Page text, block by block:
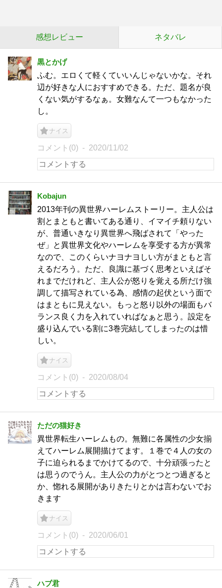
感想レビュー ネタバレ
黒とかげ
ふむ。エロくて軽くていいんじゃないかな。それ
辺が好きな人におすすめできる。ただ、題名が良
くない気がするなぁ。女難なんて一つもなかった
し。
ナイス
コメント(0) 2020/11/02
Kobajun
2013年刊の異世界ハーレムストーリー。主人公は
割とまともと書いてある通り、イマイチ頼りない
が、普通いきなり異世界へ飛ばされて「やった
ぜ」と異世界文化やハーレムを享受する方が異常
なので、このくらいナヨナヨしい方がまともと言
えるだろう。ただ、良識に基づく思考といえばそ
れまでだけれど、主人公が怒りを覚える所だけ強
調して描写されている為、感情の起伏という面で
はまともに見えない。もっと怒り以外の場面もバ
ランス良く力を入れていればなぁと思う。設定を
盛り込んでいる割に3巻完結してしまったのは惜
しい。
ナイス
コメント(0) 2020/08/04
ただの猫好き
異世界転生ハーレムもの。無難に各属性の少女揃
えてハーレム展開描けてます。１巻で４人の女の
子に迫られるまでかけてるので、十分頑張ったと
は思うのでうん。主人公の力がとつとつ過ぎると
か、惚れる展開がありきたりとかは言わないでお
きます
ナイス
コメント(0) 2020/06/01
ハブ君